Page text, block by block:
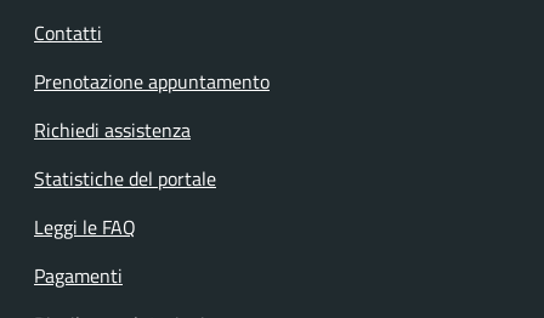
Contatti
Prenotazione appuntamento
Richiedi assistenza
Statistiche del portale
Leggi le FAQ
Pagamenti